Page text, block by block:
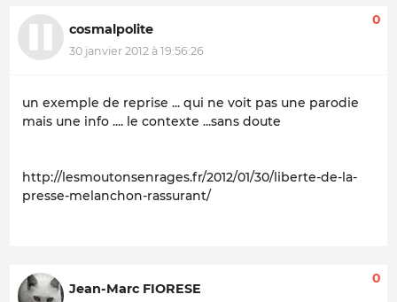
cosmalpolite
30 janvier 2012 à 19:56:26
0
un exemple de reprise ... qui ne voit pas une parodie
mais une info .... le contexte ...sans doute
http://lesmoutonsenrages.fr/2012/01/30/liberte-de-la-
presse-melanchon-rassurant/
Jean-Marc FIORESE
0